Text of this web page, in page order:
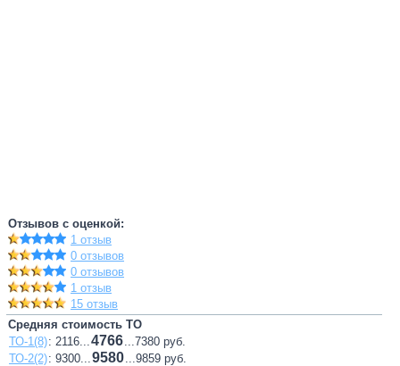
Отзывов с оценкой:
1 отзыв
0 отзывов
0 отзывов
1 отзыв
15 отзыв
Средняя стоимость ТО
ТО-1(8): 2116...4766...7380 руб.
ТО-2(2): 9300...9580...9859 руб.